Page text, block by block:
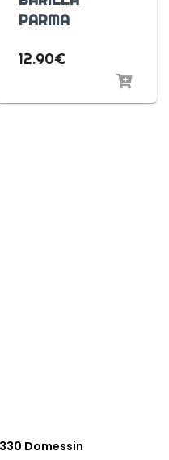
PARMA
12.90€
Domessin